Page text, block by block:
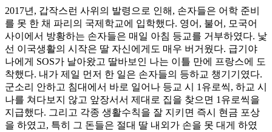
2017년, 갑작스런 사위의 발령으로 인해, 손자들은 어학 준비
를 못 한 채 파리의 국제학교에 입학했다. 영어, 불어, 모국어
사이에서 방황하는 손자들은 매일 아침 등교를 거부하였다. 낯
선 이국생활의 시작은 딸 자신에게도 매우 버거웠다. 급기야
나에게 SOS가 날아왔고 딸바보인 나는 이틀 만에 프랑스에 도
착했다. 내가 제일 먼저 한 일은 손자들의 등하교 챙기기였다.
군소리 안하고 침대에서 바로 일어나 등교 시 1유로씩, 하교 시
나를 쳐다보지 않고 앞장서서 제대로 집을 찾으면 1유로씩을
지급했다. 그리고 각종 생활수칙을 잘 지키면 즉시 현금 포상
을 하였고, 특히 그 돈들은 절대 딸 내외가 손을 못 대게 하였